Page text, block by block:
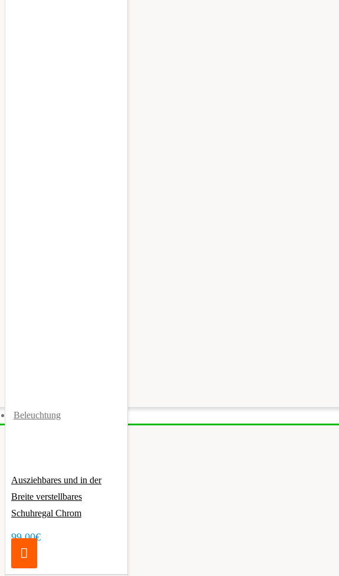
Beleuchtung
Ausziehbares und in der
Breite verstellbares
Schuhregal Chrom
99,00€